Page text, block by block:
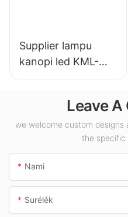
Supplier lampu
kanopi led KML-
CLA 100W pikeun
ruangan sapertos
pom bensin sareng
jalan bawah tanah.
Leave
we welcome custom designs
the specific
Nami
Surélék